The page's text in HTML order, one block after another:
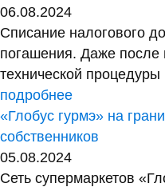
06.08.2024
Списание налогового
погашения. Даже после
технической
подробнее
«Глобус гурмэ» на
собственников
05.08.2024
Сеть супермаркетов